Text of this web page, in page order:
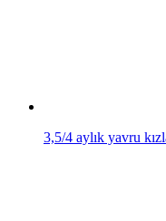
3,5/4 aylık yavru